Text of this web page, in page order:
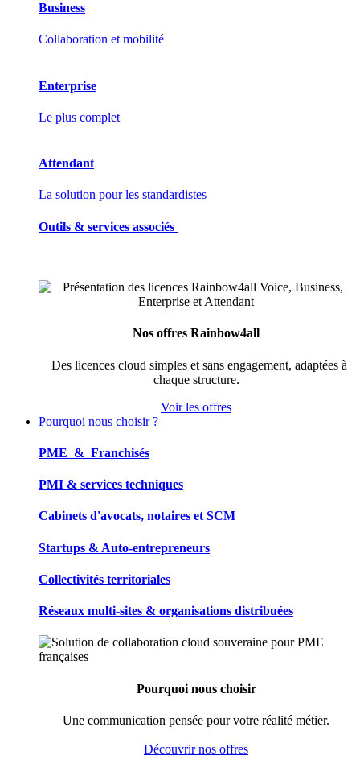
Business
Collaboration et mobilité
Enterprise
Le plus complet
Attendant
La solution pour les standardistes
Outils & services associés
Nos offres Rainbow4all
Des licences cloud simples et sans engagement, adaptées à
chaque structure.
Voir les offres
Pourquoi nous choisir ?
PME & Franchisés
PMI & services techniques
Cabinets d'avocats, notaires et SCM
Startups & Auto-entrepreneurs
Collectivités territoriales
Réseaux multi-sites & organisations distribuées
Pourquoi nous choisir
Une communication pensée pour votre réalité métier.
Découvrir nos offres